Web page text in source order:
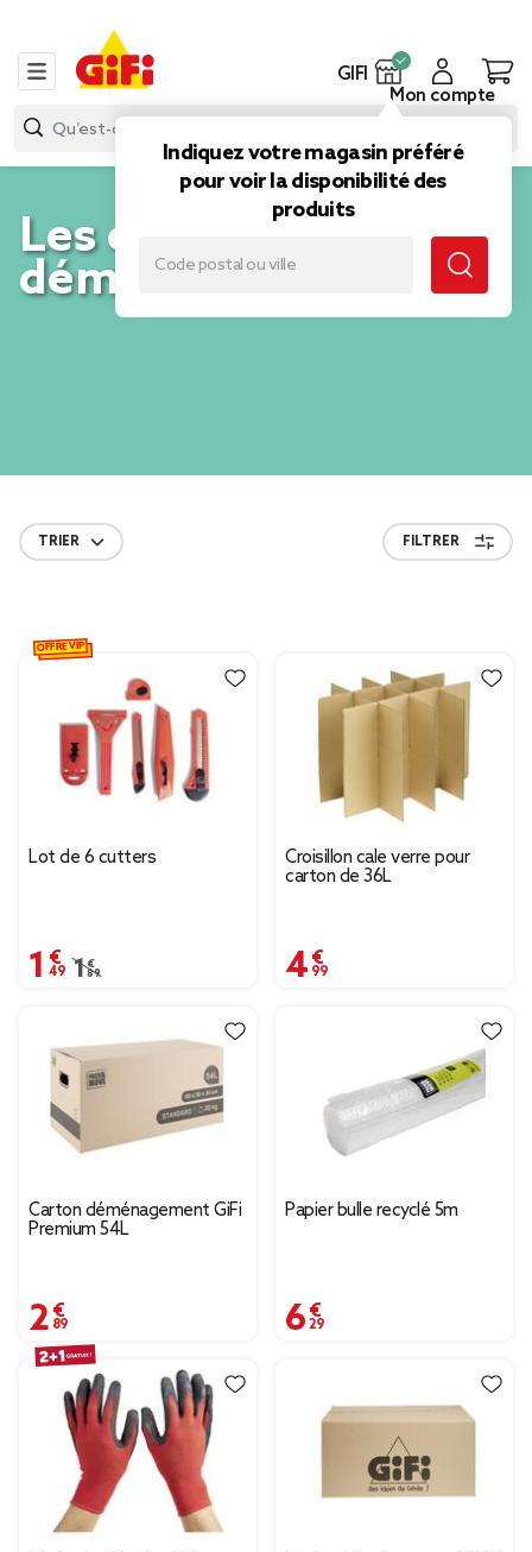
GIFI
Indiquez votre magasin préféré
pour voir la disponibilité des
produits
Mon compte
Les essentiels du
déménagement
TRIER FILTRER
Lot de 6 cutters
1,49 €
Prix remisé de 1,89 € à 1,49 €
1,89 €
OFFRE VIP
Croisillon cale verre pour
carton de 36L
4,99 €
Carton déménagement GiFi
Premium 54L
2,89 €
Papier bulle recyclé 5m
6,29 €